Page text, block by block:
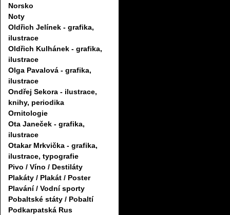
Norsko
Noty
Oldřich Jelínek - grafika,
ilustrace
Oldřich Kulhánek - grafika,
ilustrace
Olga Pavalová - grafika,
ilustrace
Ondřej Sekora - ilustrace,
knihy, periodika
Ornitologie
Ota Janeček - grafika,
ilustrace
Otakar Mrkvička - grafika,
ilustrace, typografie
Pivo / Víno / Destiláty
Plakáty / Plakát / Poster
Plavání / Vodní sporty
Pobaltské státy / Pobaltí
Podkarpatská Rus